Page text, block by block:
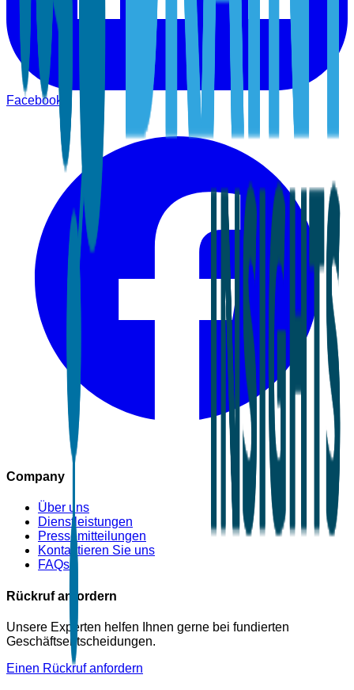
Facebook
Company
Über uns
Dienstleistungen
Pressemitteilungen
Kontaktieren Sie uns
FAQs
Rückruf anfordern
Unsere Experten helfen Ihnen gerne bei fundierten
Geschäftsentscheidungen.
Einen Rückruf anfordern